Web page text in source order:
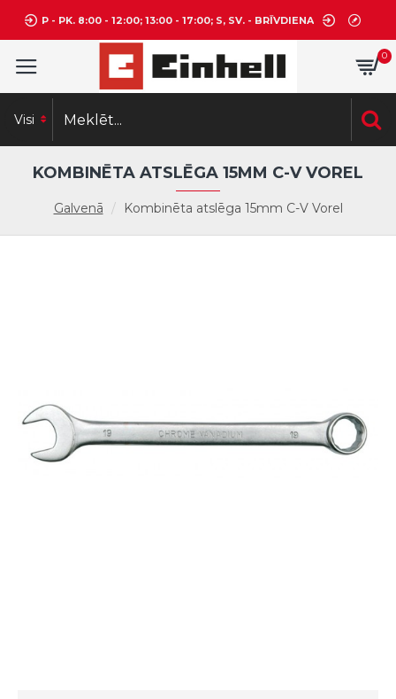
P - PK. 8:00 - 12:00; 13:00 - 17:00; S, SV. - BRĪVDIENA
0
Visi
Galvenā Kombinēta atslēga 15mm C-V Vorel
KOMBINĒTA ATSLĒGA 15MM C-V VOREL